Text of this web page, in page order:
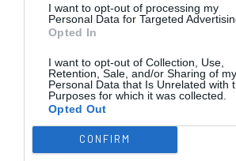
I want to opt-out of processing my
Personal Data for Targeted
Opted In
I want to opt-out of Collection, Use,
Retention, Sale, and/or Sharing of my
Personal Data that Is Unrelated with
Purposes for which it was collected.
Opted Out
CONFIRM
COMPETIÇÕES
WSE MEN
CHAMPIONS
WSE WOMEN
CHAMPIONS
MEN
ESPANHA ITÁLIA FRANÇA